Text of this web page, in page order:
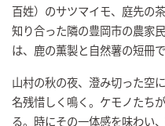
百姓）のサツマイモ、庭先の
知り合った隣の豊岡市の農家
は、鹿の薫製と自然薯の短冊で
山村の秋の夜、澄み切った空
名残惜しく鳴く。ケモノたち
る。時にその一体感を味わい、